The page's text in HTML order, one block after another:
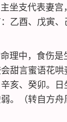
支代表妻宫
乙酉、戊寅
中，食伤是
甜言蜜语花
亥、癸卯。
。（转自方舟